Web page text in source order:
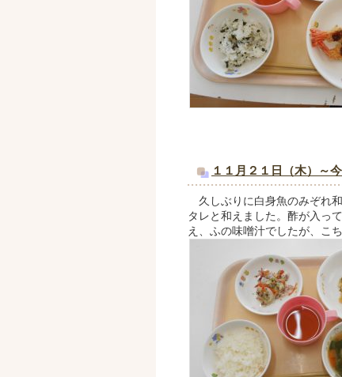
１１月２１日（木）～
久しぶりに白身魚のみぞれ
タレと和えました。酢が入っ
え、ふの味噌汁でしたが、こ